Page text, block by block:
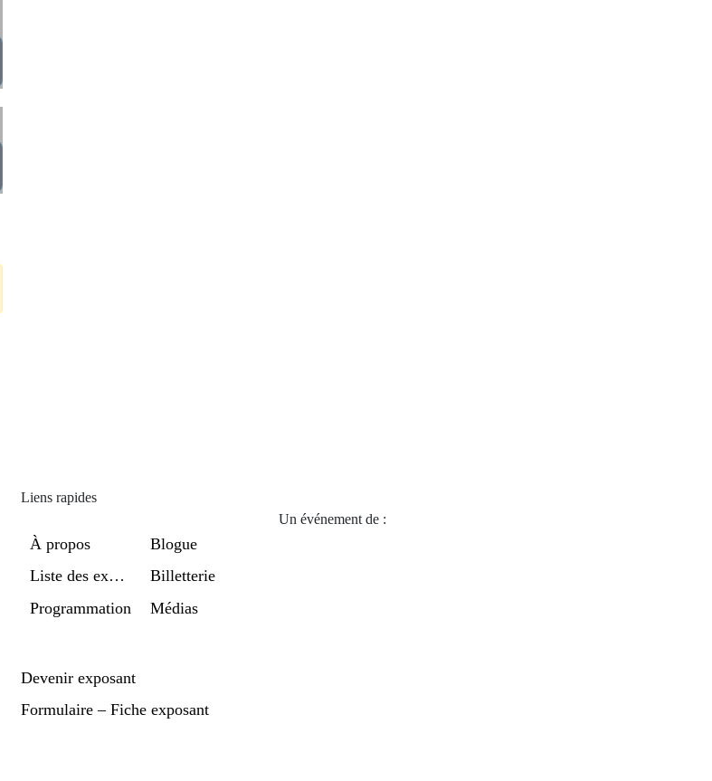
Liens rapides
À propos
Liste des exposants
Programmation
Blogue
Billetterie
Médias
Devenir exposant
Formulaire – Fiche exposant
Un événement de :